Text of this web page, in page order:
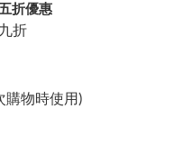
折優惠
折
購物時使用)